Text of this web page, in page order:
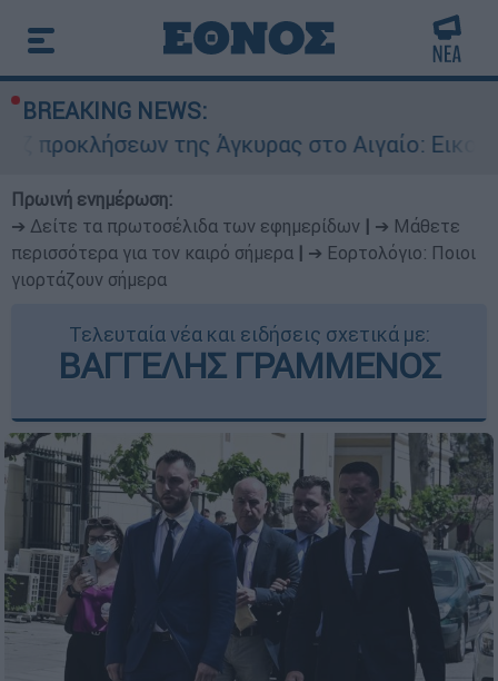
BREAKING NEWS:
της Άγκυρας στο Αιγαίο: Εικονική
Πρωινή ενημέρωση:
➔ Δείτε τα πρωτοσέλιδα των εφημερίδων
➔ Μάθετε
περισσότερα για τον καιρό σήμερα
➔ Εορτολόγιο: Ποιοι
γιορτάζουν σήμερα
Τελευταία νέα και ειδήσεις σχετικά με:
ΒΑΓΓΕΛΗΣ ΓΡΑΜΜΕΝΟΣ